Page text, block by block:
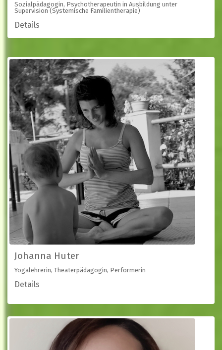
Sozialpädagogin, Psychotherapeutin in Ausbildung unter
Supervision (Systemische Familientherapie)
Details
Johanna Huter
Yogalehrerin, Theaterpädagogin, Performerin
Details